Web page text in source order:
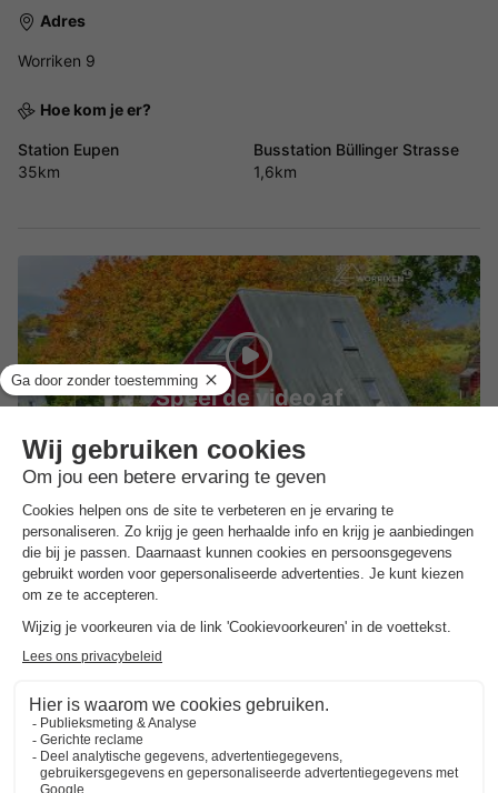
Adres
Worriken 9
Hoe kom je er?
Station Eupen
35km
Busstation Büllinger Strasse
1,6km
Speel de video af
ALGEMENE INFORMATIE
Openingstijden en seizoensduur
Het gehele jaar
Gesproken talen bij de receptie
Parkeren
Buiten het park